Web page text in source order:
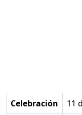
Celebración 11